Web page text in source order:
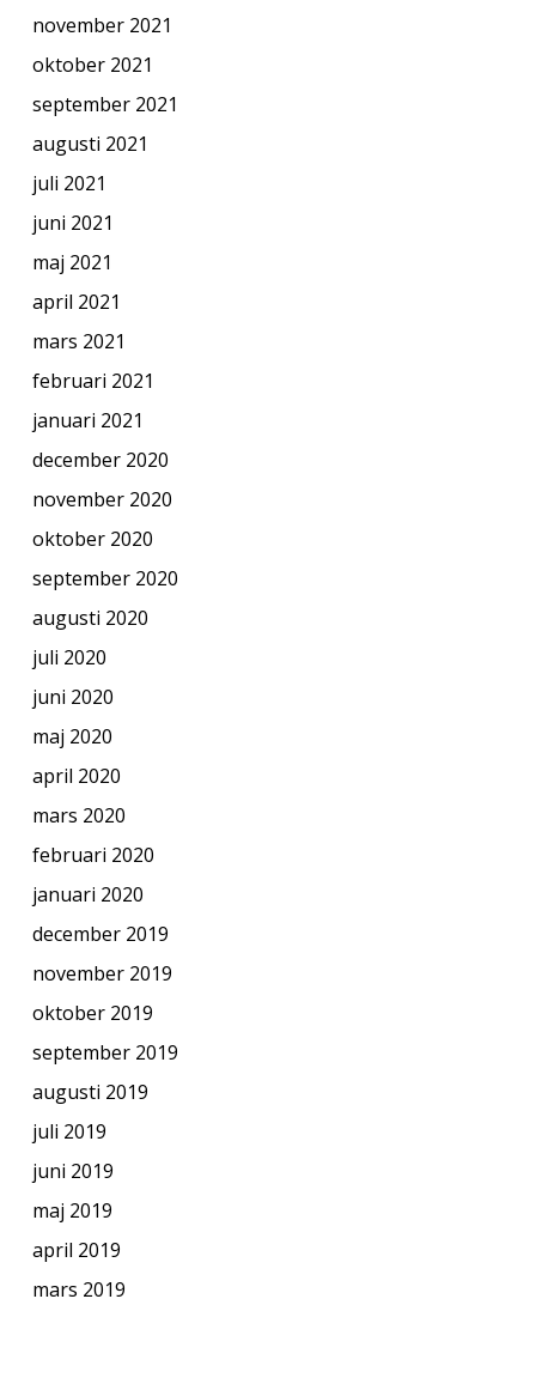
november 2021
oktober 2021
september 2021
augusti 2021
juli 2021
juni 2021
maj 2021
april 2021
mars 2021
februari 2021
januari 2021
december 2020
november 2020
oktober 2020
september 2020
augusti 2020
juli 2020
juni 2020
maj 2020
april 2020
mars 2020
februari 2020
januari 2020
december 2019
november 2019
oktober 2019
september 2019
augusti 2019
juli 2019
juni 2019
maj 2019
april 2019
mars 2019